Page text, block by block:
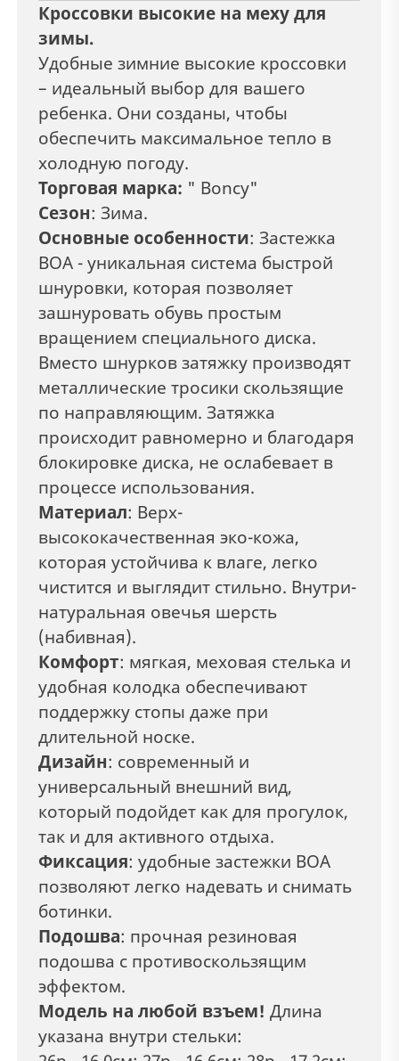
Кроссовки высокие на меху для
зимы.
Удобные зимние высокие кроссовки
– идеальный выбор для вашего
ребенка. Они созданы, чтобы
обеспечить максимальное тепло в
холодную погоду.
Торговая марка: " Boncy"
Сезон: Зима.
Основные особенности: Застежка
ВОА - уникальная система быстрой
шнуровки, которая позволяет
зашнуровать обувь простым
вращением специального диска.
Вместо шнурков затяжку производят
металлические тросики скользящие
по направляющим. Затяжка
происходит равномерно и благодаря
блокировке диска, не ослабевает в
процессе использования.
Материал: Верх-
высококачественная эко-кожа,
которая устойчива к влаге, легко
чистится и выглядит стильно. Внутри-
натуральная овечья шерсть
(набивная).
Комфорт: мягкая, меховая стелька и
удобная колодка обеспечивают
поддержку стопы даже при
длительной носке.
Дизайн: современный и
универсальный внешний вид,
который подойдет как для прогулок,
так и для активного отдыха.
Фиксация: удобные застежки ВОА
позволяют легко надевать и снимать
ботинки.
Подошва: прочная резиновая
подошва с противоскользящим
эффектом.
Модель на любой взъем! Длина
указана внутри стельки: